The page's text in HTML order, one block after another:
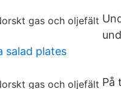
salad plates
På